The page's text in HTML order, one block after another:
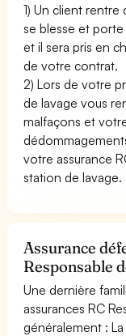
1) Un client rentre
se blesse et
et il sera pris en
de votre contrat.
2) Lors de votre
de lavage vous
malfaçons et
votre assurance
station de lavage.
Assurance
Responsable
Une dernière
assurances RC
généralement :